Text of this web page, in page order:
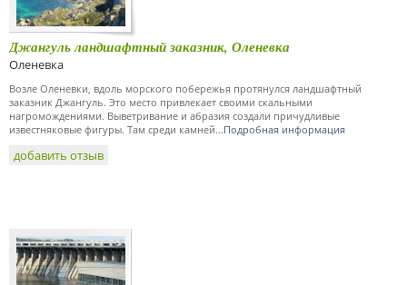
Джангуль ландшафтный заказник, Оленевка
Оленевка
Возле Оленевки, вдоль морского побережья протянулся ландшафтный
заказник Джангуль. Это место привлекает своими скальными
нагромождениями. Выветривание и абразия создали причудливые
известняковые фигуры. Там среди камней...Подробная информация
добавить отзыв